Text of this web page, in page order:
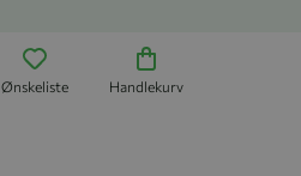
Ønskeliste Handlekurv